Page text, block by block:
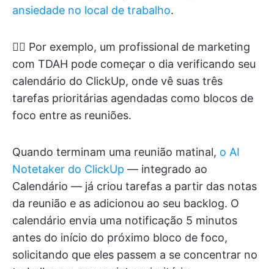
ansiedade no local de trabalho.
👉🏼 Por exemplo, um profissional de marketing
com TDAH pode começar o dia verificando seu
calendário do ClickUp, onde vê suas três
tarefas prioritárias agendadas como blocos de
foco entre as reuniões.
Quando terminam uma reunião matinal, o AI
Notetaker do ClickUp — integrado ao
Calendário — já criou tarefas a partir das notas
da reunião e as adicionou ao seu backlog. O
calendário envia uma notificação 5 minutos
antes do início do próximo bloco de foco,
solicitando que eles passem a se concentrar no